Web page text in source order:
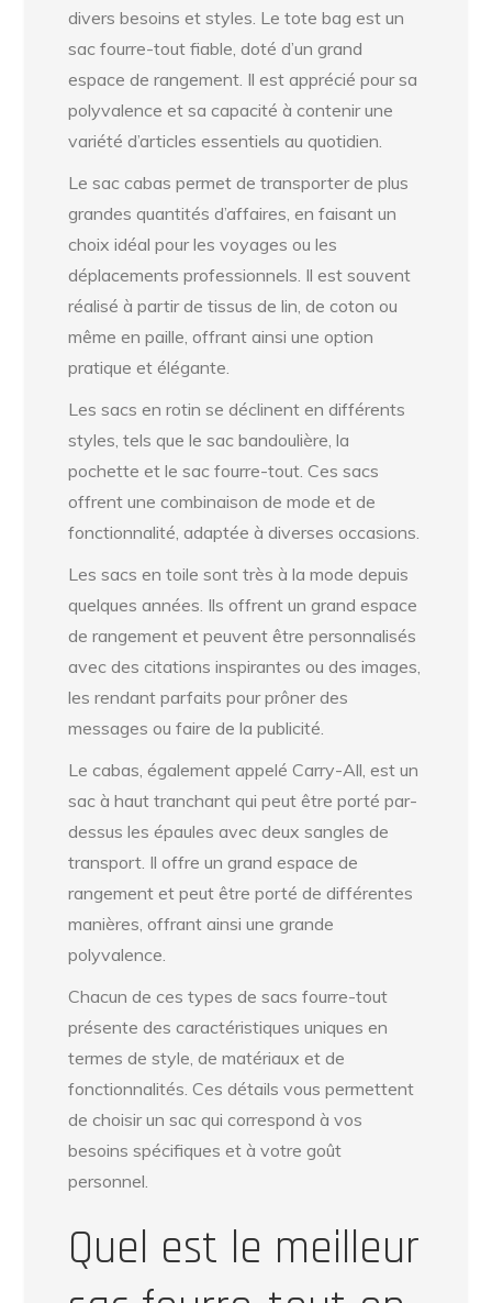
divers besoins et styles. Le tote bag est un
sac fourre-tout fiable, doté d’un grand
espace de rangement. Il est apprécié pour sa
polyvalence et sa capacité à contenir une
variété d’articles essentiels au quotidien.
Le sac cabas permet de transporter de plus
grandes quantités d’affaires, en faisant un
choix idéal pour les voyages ou les
déplacements professionnels. Il est souvent
réalisé à partir de tissus de lin, de coton ou
même en paille, offrant ainsi une option
pratique et élégante.
Les sacs en rotin se déclinent en différents
styles, tels que le sac bandoulière, la
pochette et le sac fourre-tout. Ces sacs
offrent une combinaison de mode et de
fonctionnalité, adaptée à diverses occasions.
Les sacs en toile sont très à la mode depuis
quelques années. Ils offrent un grand espace
de rangement et peuvent être personnalisés
avec des citations inspirantes ou des images,
les rendant parfaits pour prôner des
messages ou faire de la publicité.
Le cabas, également appelé Carry-All, est un
sac à haut tranchant qui peut être porté par-
dessus les épaules avec deux sangles de
transport. Il offre un grand espace de
rangement et peut être porté de différentes
manières, offrant ainsi une grande
polyvalence.
Chacun de ces types de sacs fourre-tout
présente des caractéristiques uniques en
termes de style, de matériaux et de
fonctionnalités. Ces détails vous permettent
de choisir un sac qui correspond à vos
besoins spécifiques et à votre goût
personnel.
Quel est le meilleur